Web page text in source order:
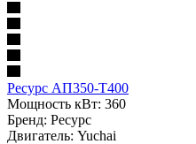
Ресурс АП350-Т400
Мощность кВт: 360
Бренд: Ресурс
Двигатель: Yuchai